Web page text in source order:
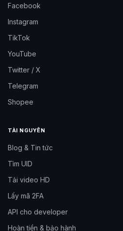
Facebook
Instagram
TikTok
YouTube
Twitter / X
Telegram
Shopee
TÀI NGUYÊN
Blog & Tin tức
Tìm UID
Tải video HD
Lấy mã 2FA
API cho developer
Hoàn tiền & bảo hành